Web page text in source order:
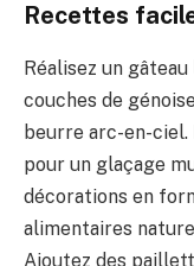
Recettes
Réalisez un
couches de
beurre arc-en-ciel.
pour un glaçage
décorations en
alimentaires
Ajoutez des